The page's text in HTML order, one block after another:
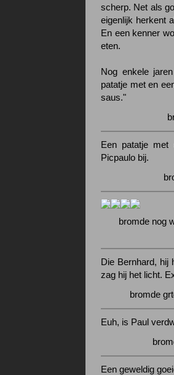
scherp. Net als
eigenlijk herkent
En een kenner
eten.
Nog enkele
patatje met en
saus."
Een patatje met
Picpaulo bij.
bromde nog
Die Bernhard, hij
zag hij het licht.
bromde
Euh, is Paul
Een geweldig